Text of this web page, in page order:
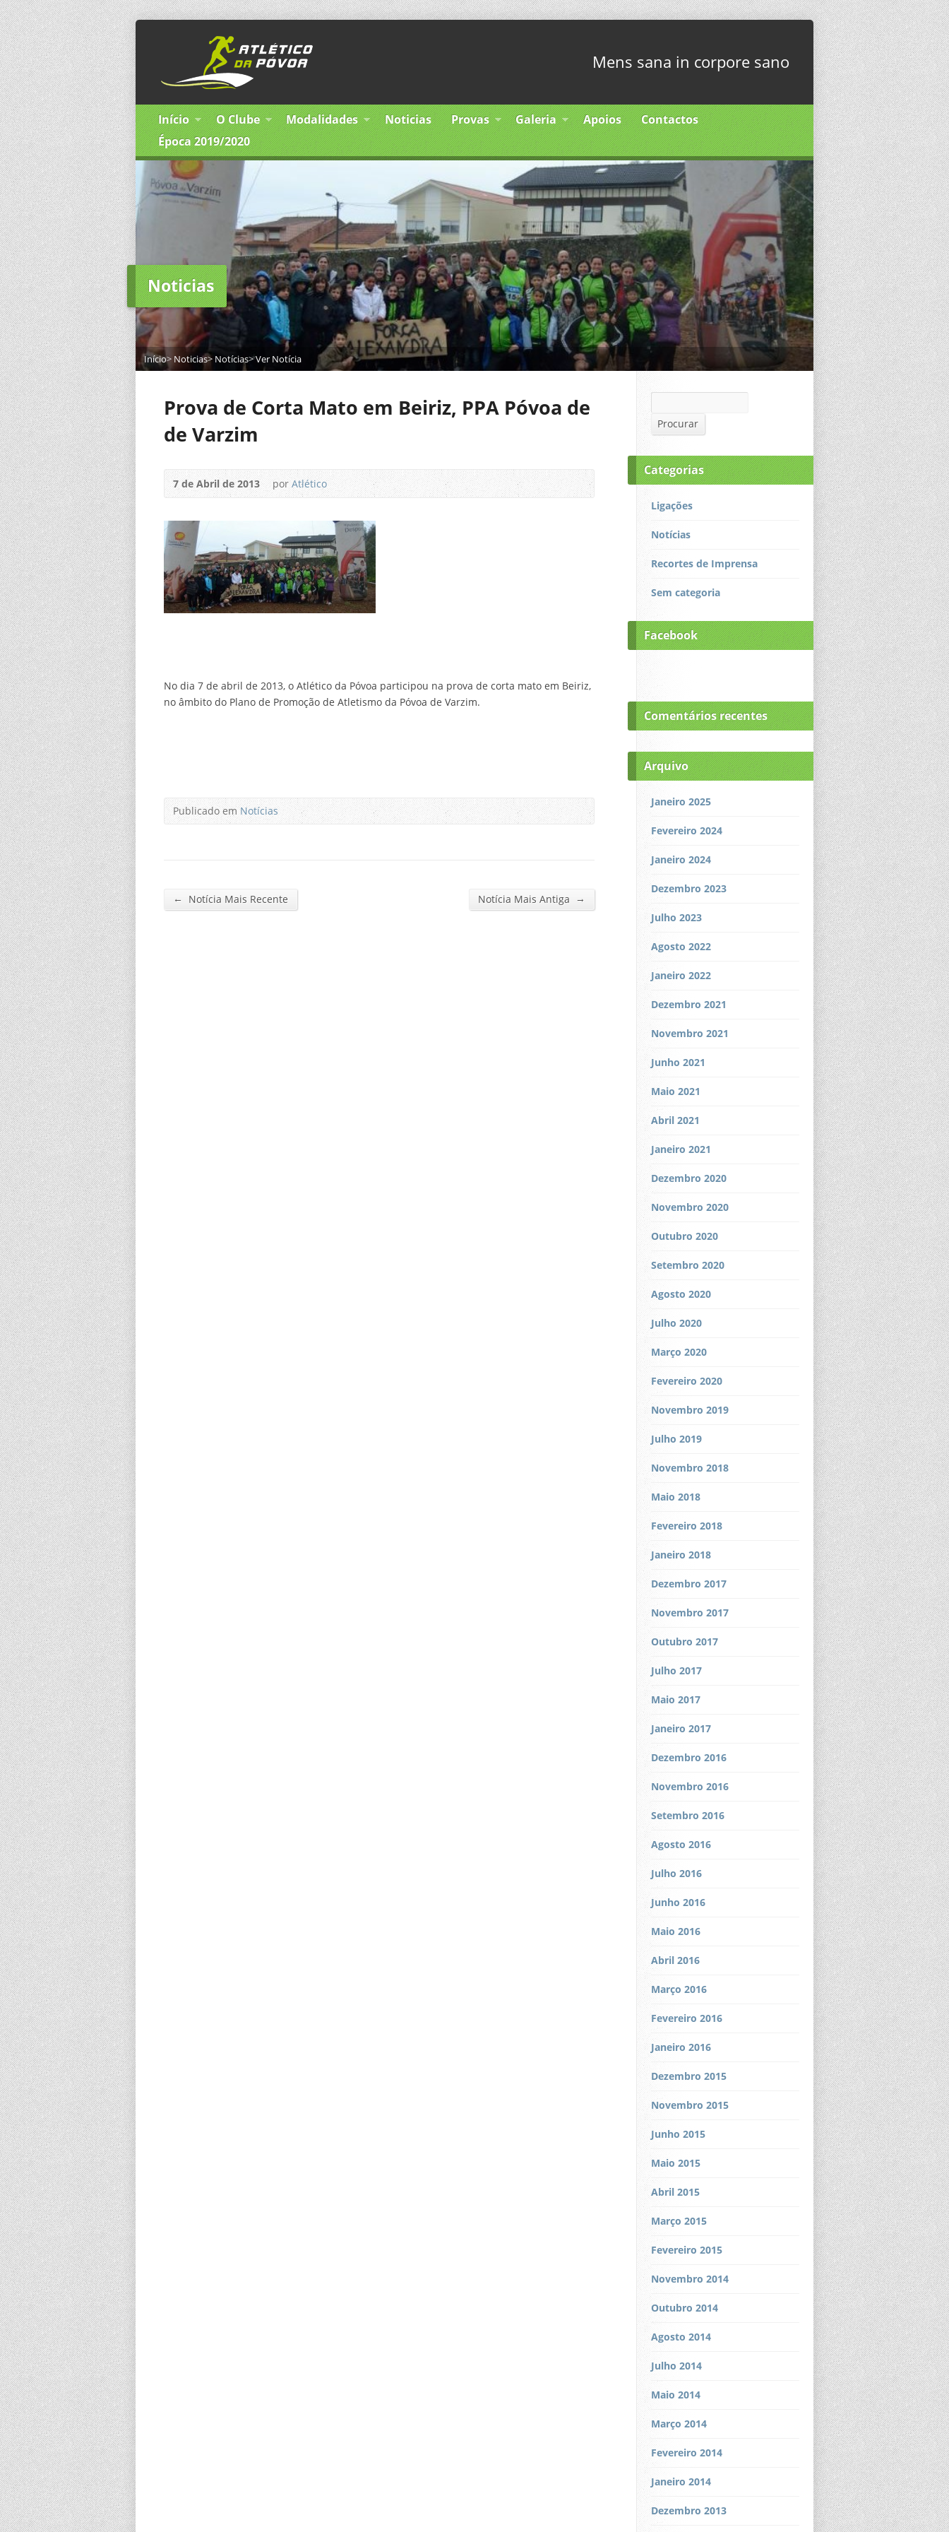
Mens sana in corpore sano
Início O Clube Modalidades Noticias Provas Galeria Apoios
Contactos
Época 2019/2020
Noticias
Início> Noticias> Notícias>Ver Notícia
Prova de Corta Mato em Beiriz, PPA Póvoa de
de Varzim
7 de Abril de 2013 porAtlético
No dia 7 de abril de 2013, o Atlético da Póvoa participou na prova de corta mato em Beiriz,
no âmbito do Plano de Promoção de Atletismo da Póvoa de Varzim.
Publicado emNotícias
← Notícia Mais Recente Notícia Mais Antiga →
Procurar
Categorias
Ligações
Notícias
Recortes de Imprensa
Sem categoria
Facebook
Comentários recentes
Arquivo
Janeiro 2025
Fevereiro 2024
Janeiro 2024
Dezembro 2023
Julho 2023
Agosto 2022
Janeiro 2022
Dezembro 2021
Novembro 2021
Junho 2021
Maio 2021
Abril 2021
Janeiro 2021
Dezembro 2020
Novembro 2020
Outubro 2020
Setembro 2020
Agosto 2020
Julho 2020
Março 2020
Fevereiro 2020
Novembro 2019
Julho 2019
Novembro 2018
Maio 2018
Fevereiro 2018
Janeiro 2018
Dezembro 2017
Novembro 2017
Outubro 2017
Julho 2017
Maio 2017
Janeiro 2017
Dezembro 2016
Novembro 2016
Setembro 2016
Agosto 2016
Julho 2016
Junho 2016
Maio 2016
Abril 2016
Março 2016
Fevereiro 2016
Janeiro 2016
Dezembro 2015
Novembro 2015
Junho 2015
Maio 2015
Abril 2015
Março 2015
Fevereiro 2015
Novembro 2014
Outubro 2014
Agosto 2014
Julho 2014
Maio 2014
Março 2014
Fevereiro 2014
Janeiro 2014
Dezembro 2013